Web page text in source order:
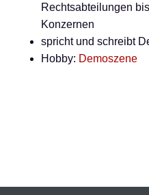
Rechtsabteilungen
Konzernen
spricht und schreibt
Hobby: Demoszene